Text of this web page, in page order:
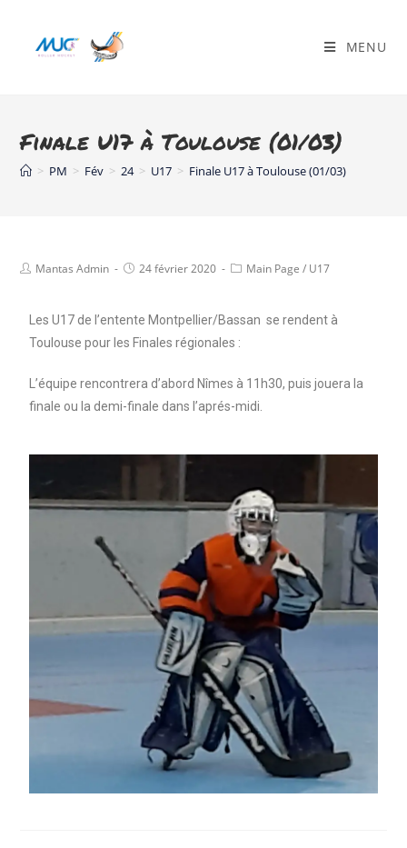
MENU
Finale U17 à Toulouse (01/03)
> PM > Fév > 24 > U17 > Finale U17 à Toulouse (01/03)
Mantas Admin 24 février 2020 Main Page / U17
Les U17 de l’entente Montpellier/Bassan se rendent à
Toulouse pour les Finales régionales :
L’équipe rencontrera d’abord Nîmes à 11h30, puis jouera la
finale ou la demi-finale dans l’aprés-midi.